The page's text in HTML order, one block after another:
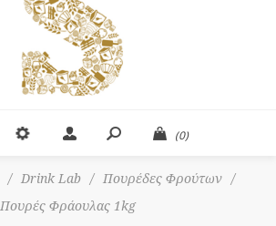
(0)
/ Drink Lab / Πουρέδες Φρούτων
/
Πουρές Φράουλας 1kg